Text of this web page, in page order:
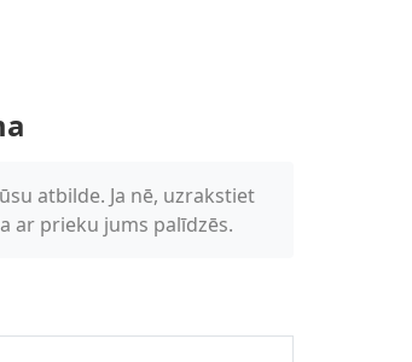
atbilde. Ja nē, uzrakstiet
ar prieku jums palīdzēs.